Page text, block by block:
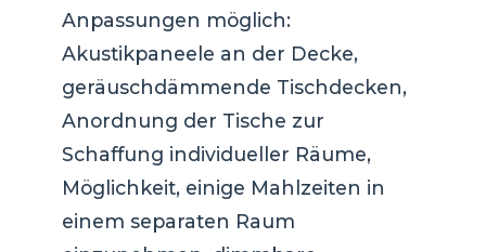
Anpassungen möglich:
Akustikpaneele an der Decke,
geräuschdämmende Tischdecken,
Anordnung der Tische zur
Schaffung individueller Räume,
Möglichkeit, einige Mahlzeiten in
einem separaten Raum